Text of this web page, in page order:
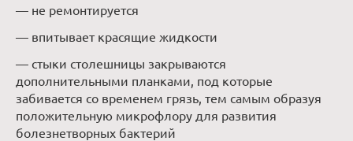
— не ремонтируется
— впитывает красящие жидкости
— стыки столешницы закрываются
дополнительными планками, под которые
забивается со временем грязь, тем самым образуя
положительную микрофлору для развития
болезнетворных бактерий